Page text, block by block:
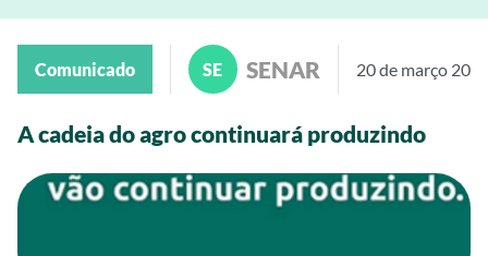
Comunicado SE SENAR 20 de março
A cadeia do agro continuará produzindo